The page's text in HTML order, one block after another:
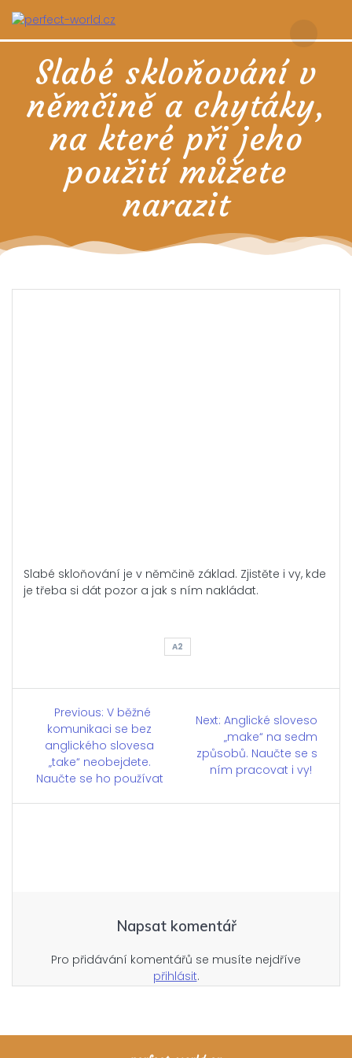
content
Slabé skloňování v
němčině a chytáky,
na které při jeho
použití můžete
narazit
Slabé skloňování je v němčině základ. Zjistěte i vy, kde
je třeba si dát pozor a jak s ním nakládat.
A2
Navigace
pro
příspěvek
Previous: Previous
post:
V běžné
komunikaci se bez
anglického slovesa
„take“ neobejdete.
Naučte se ho používat
Next: Next
post:
Anglické sloveso
„make“ na sedm
způsobů. Naučte se s
ním pracovat i vy!
Napsat komentář
Pro přidávání komentářů se musíte nejdříve
přihlásit.